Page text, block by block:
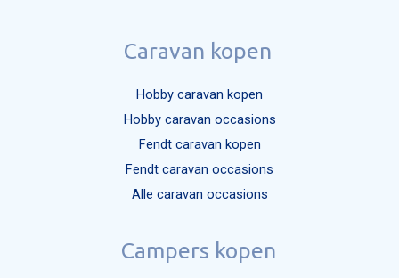
Caravan kopen
Hobby caravan kopen
Hobby caravan occasions
Fendt caravan kopen
Fendt caravan occasions
Alle caravan occasions
Campers kopen